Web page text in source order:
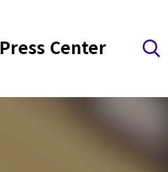
Press Center 검색 레이어 열기